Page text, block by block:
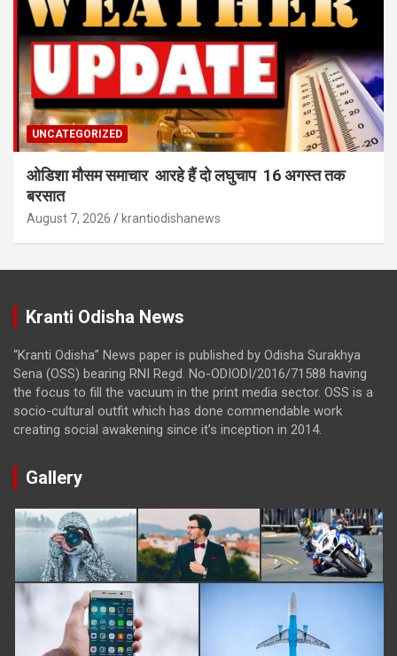
UNCATEGORIZED
ओडिशा मौसम समाचार आरहे हैं दो लघुचाप 16 अगस्त तक
बरसात
August 7, 2026 krantiodishanews
Kranti Odisha News
“Kranti Odisha” News paper is published by Odisha Surakhya
Sena (OSS) bearing RNI Regd. No-ODIODI/2016/71588 having
the focus to fill the vacuum in the print media sector. OSS is a
socio-cultural outfit which has done commendable work
creating social awakening since it’s inception in 2014.
Gallery